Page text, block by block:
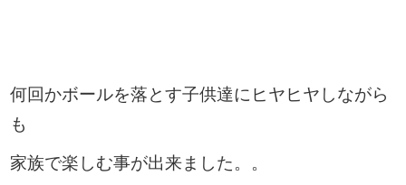
何回かボールを落とす子供達にヒヤヒヤしながら
も
家族で楽しむ事が出来ました。。